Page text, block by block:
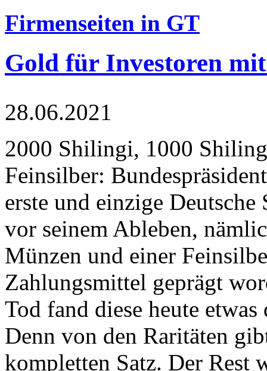
Firmenseiten in GT
Gold für Investoren
28.06.2021
2000 Shilingi, 1000
Feinsilber:
erste und einzige Deutsche
vor seinem Ableben,
Münzen und einer
Zahlungsmittel geprägt
Tod fand diese heute
Denn von den Raritäten
kompletten Satz. Der Rest